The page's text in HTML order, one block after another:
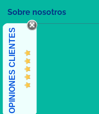
Sobre nosotros
OPINIONES CLIENTES